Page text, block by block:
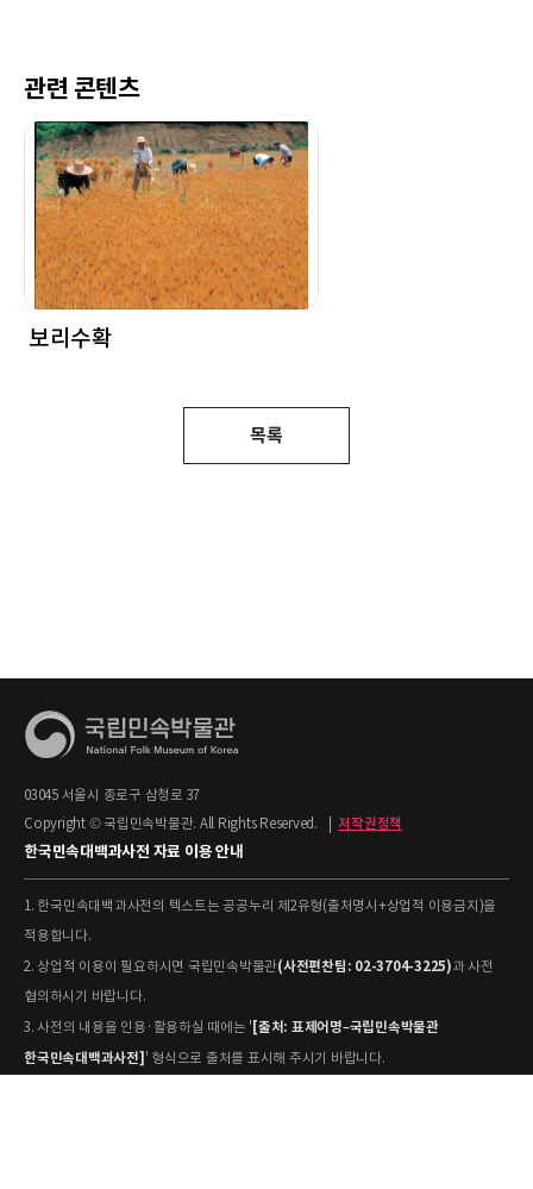
관련 콘텐츠
보리수확
목록
03045 서울시 종로구 삼청로 37
Copyright © 국립민속박물관. All Rights Reserved.
저작권정책
한국민속대백과사전 자료 이용 안내
1. 한국민속대백과사전의 텍스트는 공공누리 제2유형(출처명시+상업적 이용금지)을
적용합니다.
2. 상업적 이용이 필요하시면 국립민속박물관(사전편찬팀: 02-3704-3225)과 사전
협의하시기 바랍니다.
3. 사전의 내용을 인용·활용하실 때에는 ' [출처: 표제어명–국립민속박물관
한국민속대백과사전] ' 형식으로 출처를 표시해 주시기 바랍니다.